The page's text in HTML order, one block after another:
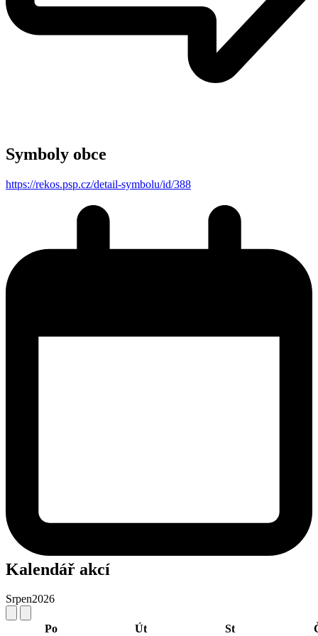
Symboly obce
https://rekos.psp.cz/detail-symbolu/id/388
Kalendář akcí
Srpen2026
Po Út St